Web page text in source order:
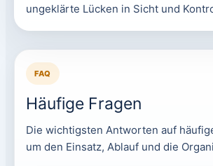
ungeklärte Lücken in Sicht und
FAQ
Häufige Fragen
Die wichtigsten Antworten auf
um den Einsatz, Ablauf und die